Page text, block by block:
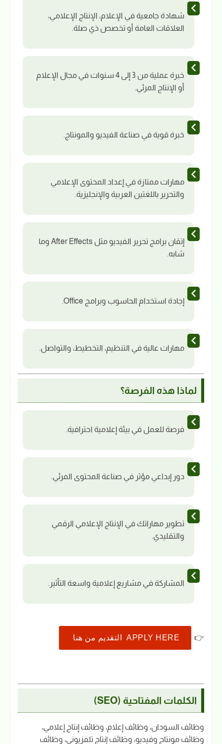
شهادة جامعية في الإعلام، الإنتاج الإعلامي،
العلاقات العامة أو تخصص ذي صلة.
خبرة عملية من 3 إلى 4 سنوات في مجال الإعلام
أو الإنتاج المرئي.
خبرة قوية في صناعة الفيديو والمونتاج.
مهارات ممتازة في إعداد المحتوى الإعلامي
والتحرير باللغتين العربية والإنجليزية.
إتقان برامج تحرير الفيديو مثل After Effects وما
شابه.
إجادة استخدام الحاسوب وبرامج Office.
مهارات عالية في التنظيم، التخطيط، والتواصل.
لماذا هذه الفرصة؟
فرصة للعمل في بيئة إعلامية احترافية.
دور إبداعي مؤثر في صناعة المحتوى المرئي.
تطوير مهاراتك في الإنتاج الإعلامي الرقمي
والتقليدي.
المشاركة في مشاريع إعلامية واسعة التأثير.
👉 APPLY HERE التقديم من هنا
الكلمات المفتاحية (SEO)
وظائف السودان، وظائف إعلام، وظائف إنتاج إعلامي،
وظائف مونتاج وفيديو، وظائف إنتاج تلفزيوني، وظائف